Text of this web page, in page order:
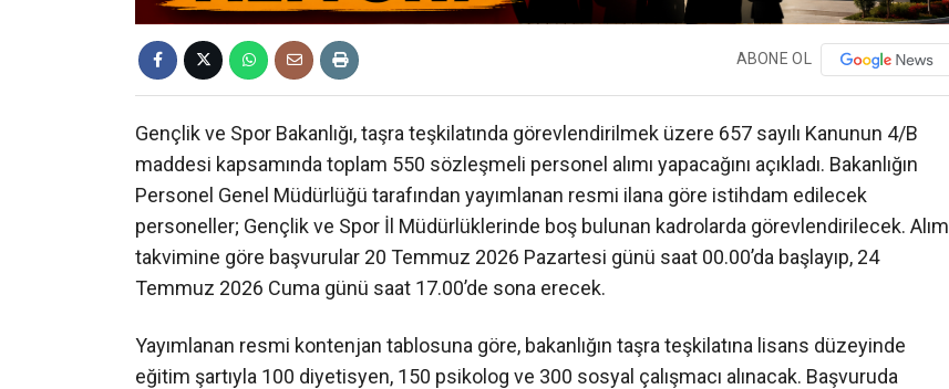
ABONE OL
Gençlik ve Spor Bakanlığı, taşra teşkilatında görevlendirilmek üzere 657 sayılı Kanunun 4/B
maddesi kapsamında toplam 550 sözleşmeli personel alımı yapacağını açıkladı. Bakanlığın
Personel Genel Müdürlüğü tarafından yayımlanan resmi ilana göre istihdam edilecek
personeller; Gençlik ve Spor İl Müdürlüklerinde boş bulunan kadrolarda görevlendirilecek. Alım
takvimine göre başvurular 20 Temmuz 2026 Pazartesi günü saat 00.00’da başlayıp, 24
Temmuz 2026 Cuma günü saat 17.00’de sona erecek.
Yayımlanan resmi kontenjan tablosuna göre, bakanlığın taşra teşkilatına lisans düzeyinde
eğitim şartıyla 100 diyetisyen, 150 psikolog ve 300 sosyal çalışmacı alınacak. Başvuruda